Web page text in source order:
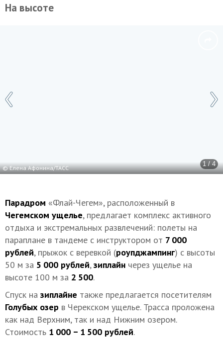
На высоте
1 / 4
© Елена Афонина/ТАСС
Парадром «Флай-Чегем», расположенный в
Чегемском ущелье, предлагает комплекс активного
отдыха и экстремальных развлечений: полеты на
параплане в тандеме с инструктором от 7 000
рублей, прыжок с веревкой (роупджампинг) с высоты
50 м за 5 000 рублей,зиплайн через ущелье на
высоте 100 м за 2 500.
Спуск на зиплайне также предлагается посетителям
Голубых озер в Черекском ущелье. Трасса проложена
как над Верхним, так и над Нижним озером.
Стоимость 1 000 − 1 500 рублей.